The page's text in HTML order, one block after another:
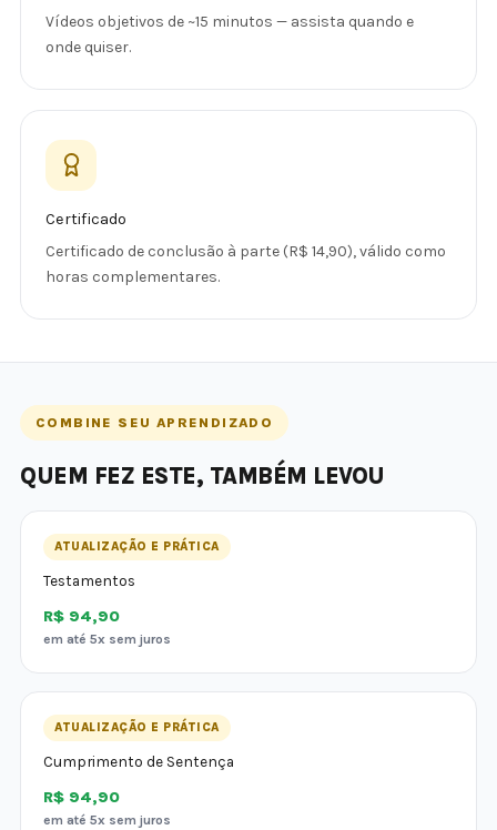
Vídeos objetivos de ~15 minutos — assista quando e
onde quiser.
Certificado
Certificado de conclusão à parte (R$ 14,90), válido como
horas complementares.
COMBINE SEU APRENDIZADO
QUEM FEZ ESTE, TAMBÉM LEVOU
ATUALIZAÇÃO E PRÁTICA
Testamentos
R$ 94,90
em até 5x sem juros
ATUALIZAÇÃO E PRÁTICA
Cumprimento de Sentença
R$ 94,90
em até 5x sem juros